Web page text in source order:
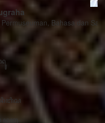
Bahasa dan Sastra